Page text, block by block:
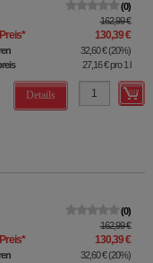
0
162,99 €
* 130,39 €
32,60 €(20%)
27,16 €pro 1 l
Details
0
162,99 €
* 130,39 €
32,60 €(20%)